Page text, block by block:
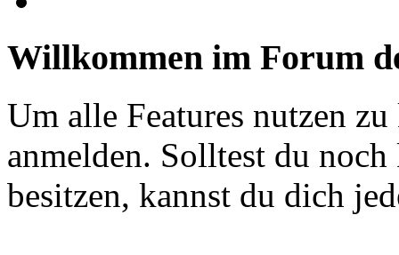
Willkommen im Forum
Um alle Features nutzen
anmelden. Solltest du
besitzen, kannst du dich